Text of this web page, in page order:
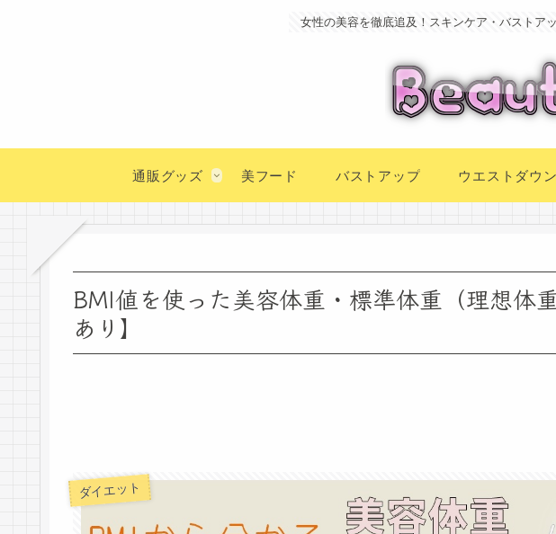
女性の美容を徹底追及！スキンケア・バストア
通販グッズ 美フード バストアップ ウエストダウン
BMI値を使った美容体重・標準体重（理想体
あり】
ダイエット